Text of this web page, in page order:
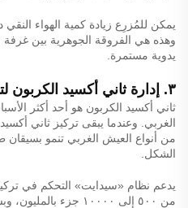
يمكن للمُزرِع زيادة كمية الهواء
وهذه هي الفروقة الجوهرية بين
يدوية مستمرة.
٣. إدارة ثاني أكسيد الكربون لتحسين الشكل والجودة
ثاني أكسيد الكربون هو أحد أكثر
الغربي. وعندما يبقى تركيز ثاني
من أنواع العيش الغربي تنمو
الشكل.
يدعم نظام «سيدايت» التحكم في